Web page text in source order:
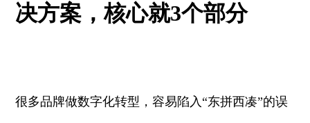
决方案，核心就3个部分
很多品牌做数字化转型，容易陷入“东拼西凑”的误